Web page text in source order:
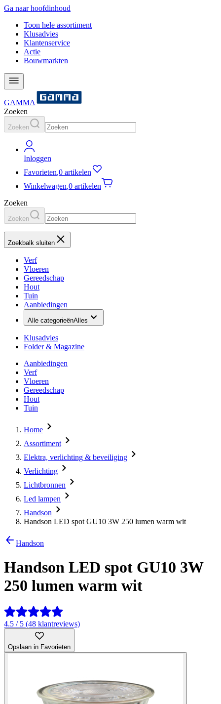
Ga naar hoofdinhoud
Toon hele assortiment
Klusadvies
Klantenservice
Actie
Bouwmarkten
GAMMA
Zoeken
Zoeken
Inloggen
Favorieten,0 artikelen
Winkelwagen,0 artikelen
Zoeken
Zoeken
Zoekbalk sluiten
Verf
Vloeren
Gereedschap
Hout
Tuin
Aanbiedingen
Alle categorieënAlles
Klusadvies
Folder & Magazine
Aanbiedingen
Verf
Vloeren
Gereedschap
Hout
Tuin
Home
Assortiment
Elektra, verlichting & beveiliging
Verlichting
Lichtbronnen
Led lampen
Handson
Handson LED spot GU10 3W 250 lumen warm wit
Handson
Handson LED spot GU10 3W
250 lumen warm wit
4.5 / 5 (48 klantreviews)
Opslaan in Favorieten